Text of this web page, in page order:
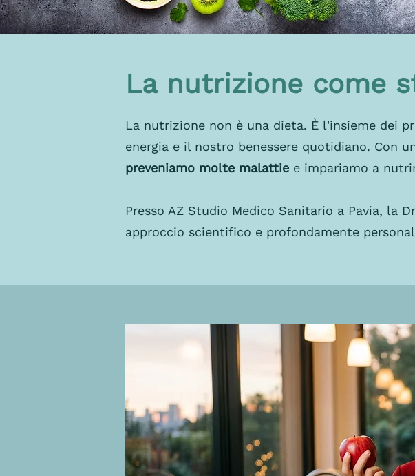
La nutrizione come
La nutrizione non è una dieta. È l'insieme dei
energia e il nostro benessere quotidiano. Con
preveniamo molte malattie e impariamo a
Presso AZ Studio Medico Sanitario a Pavia, la
approccio scientifico e profondamente